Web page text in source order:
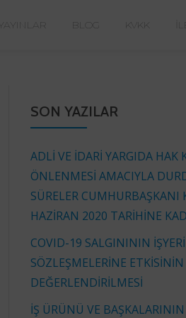
YAYINLAR BLOG KVKK
SON YAZILAR
ADLİ VE İDARİ YARGIDA HAK
ÖNLENMESİ AMACIYLA
SÜRELER CUMHURBAŞKANI
HAZİRAN 2020 TARİHİNE
COVID-19 SALGINININ
SÖZLEŞMELERİNE ETKİSİNİN
DEĞERLENDİRİLMESİ
İŞ ÜRÜNÜ VE BAŞKALARININ